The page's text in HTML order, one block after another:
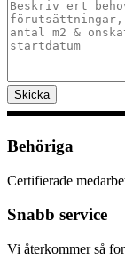
Skicka
Behöriga
Certifierade
Snabb service
Vi återkommer så